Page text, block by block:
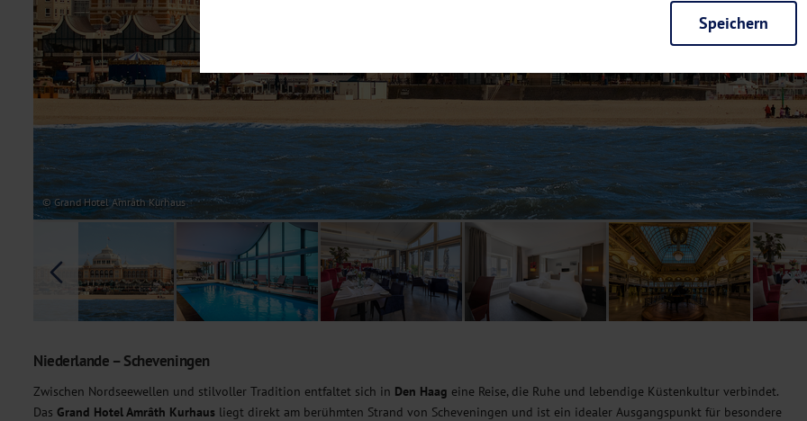
© Grand Hotel Amrâth Kurhaus
Niederlande – Scheveningen
Zwischen Nordseewellen und stilvoller Tradition entfaltet sich in Den Haag eine Reise, die Ruhe und lebendige Küstenkultur verbindet.
Das Grand Hotel Amrâth Kurhaus liegt direkt am berühmten Strand von Scheveningen und ist ein idealer Ausgangspunkt für besondere
Diese Cookies sind für den Betrieb der Seite unbedingt notwendig und ermöglichen beispielsweise
möchten, um Ihnen unsere Dienste bei einem erneuten Besuch unserer Seite schneller zur Verfügung zu
Statistik
Um unser Angebot und unsere Webseite weiter zu verbessern, erfassen wir anonymisierte Daten für
dieser Cookies können wir beispielsweise die Besucherzahlen und den Effekt bestimmter Seiten unseres
unsere Inhalte optimieren. Wir nutzen hierfür Dienste von Google und Facebook. Durch diese Dienste
Übermittlung, der auf unsere Website erfassten Daten, kommen. Weitere Hinweise zu der Verarbeitung
Datenschutzhinweisen . Sie können Ihre Einwilligung jederzeit in den Cookie-Einstellungen
widerrufen.
Marketing
Diese Cookies werden genutzt, um Ihnen personalisierte Inhalte, passend zu Ihren Interessen anzuzeigen.
Speichern